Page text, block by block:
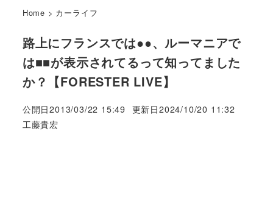
Home > カーライフ
路上にフランスでは●●、ルーマニアで
は■■が表示されてるって知ってました
か？【FORESTER LIVE】
公開日2013/03/22 15:49 更新日2024/10/20 11:32
著
工藤貴宏